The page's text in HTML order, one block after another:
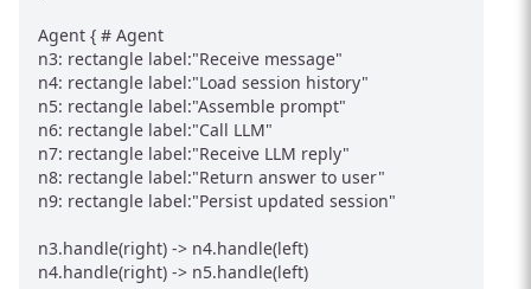
Agent { # Agent
n3: rectangle label:"Receive message"
n4: rectangle label:"Load session history"
n5: rectangle label:"Assemble prompt"
n6: rectangle label:"Call LLM"
n7: rectangle label:"Receive LLM reply"
n8: rectangle label:"Return answer to user"
n9: rectangle label:"Persist updated session"
n3.handle(right) -> n4.handle(left)
n4.handle(right) -> n5.handle(left)